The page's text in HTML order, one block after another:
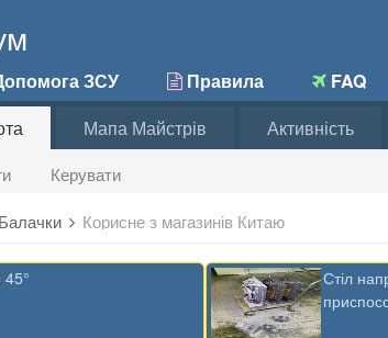
ЗСУ Правила FAQ
Керувати
Мапа Майстрів Активність
Балачки Корисне з магазинів Китаю
45°
Стіл